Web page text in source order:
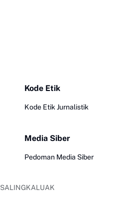
Kode Etik
Kode Etik Jurnalistik
Media Siber
Pedoman Media Siber
SALINGKALUAK